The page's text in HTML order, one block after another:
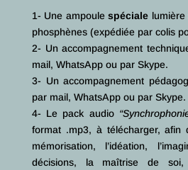
1- Une ampoulespéciale
phosphènes (expédiée par colis
2- Un accompagnement
mail, WhatsApp ou par Skype.
3- Un accompagnement
par mail, WhatsApp ou par Skype.
4- Le pack audio
format .mp3, à télécharger, afin
mémorisation, l’idéation,
décisions, la maîtrise de soi,